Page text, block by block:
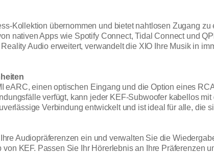
Kollektion übernommen und bietet nahtlosen Zugang
nativen Apps wie Spotify Connect, Tidal Connect und
Audio erweitert, verwandelt die XIO Ihre Musik in
eARC, einen optischen Eingang und die Option eines
verfügt, kann jeder KEF-Subwoofer kabellos
Verbindung entwickelt und ist ideal für alle, die
Audiopräferenzen ein und verwalten Sie die
KEF. Passen Sie Ihr Hörerlebnis an Ihre Präferenzen